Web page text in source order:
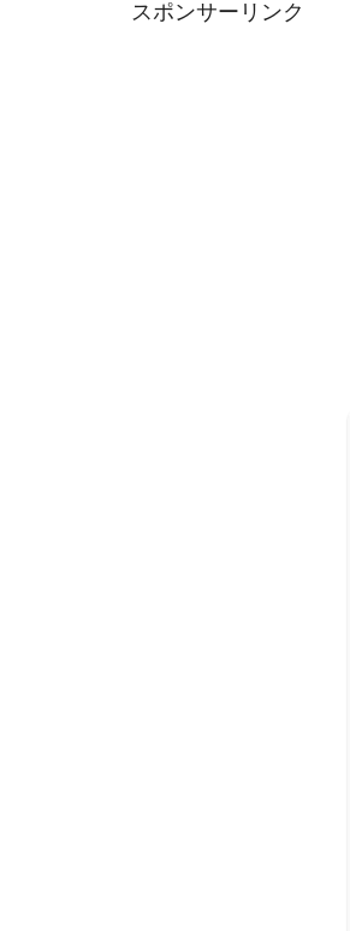
スポンサーリンク